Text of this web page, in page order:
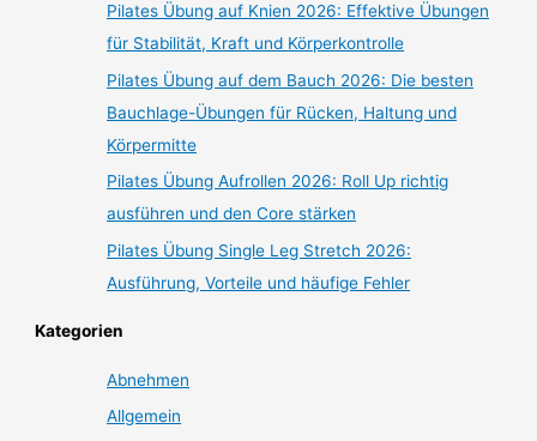
Pilates Übung auf Knien 2026: Effektive Übungen
für Stabilität, Kraft und Körperkontrolle
Pilates Übung auf dem Bauch 2026: Die besten
Bauchlage-Übungen für Rücken, Haltung und
Körpermitte
Pilates Übung Aufrollen 2026: Roll Up richtig
ausführen und den Core stärken
Pilates Übung Single Leg Stretch 2026:
Ausführung, Vorteile und häufige Fehler
Kategorien
Abnehmen
Allgemein